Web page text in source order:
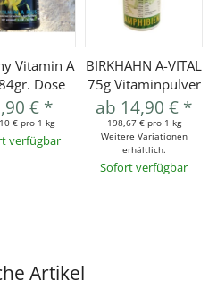
Vitamin A
Dose
€ *
€ pro 1 kg
verfügbar
BIRKHAHN A-VITAL
75g Vitaminpulver
ab 14,90 € *
198,67 € pro 1 kg
Weitere Variationen
erhältlich.
Sofort verfügbar
Artikel